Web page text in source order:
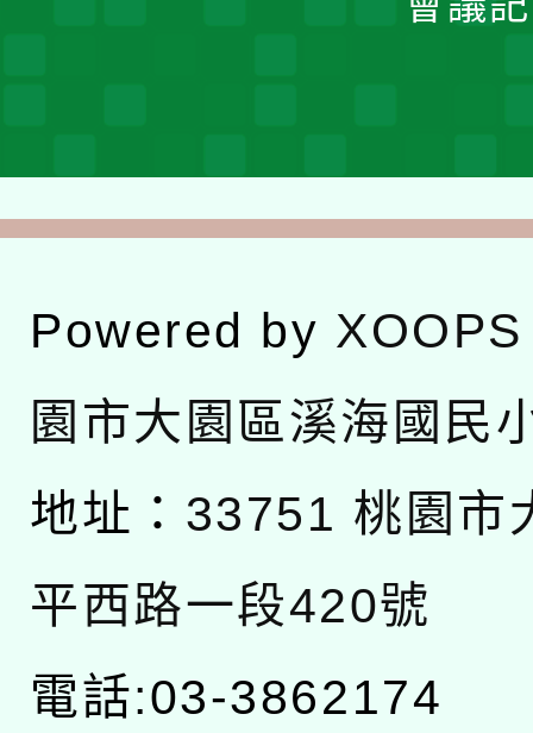
Powered by XOOPS
園市大園區溪海國民
地址： 33751 桃園市
平西路一段420號
電話:03-3862174